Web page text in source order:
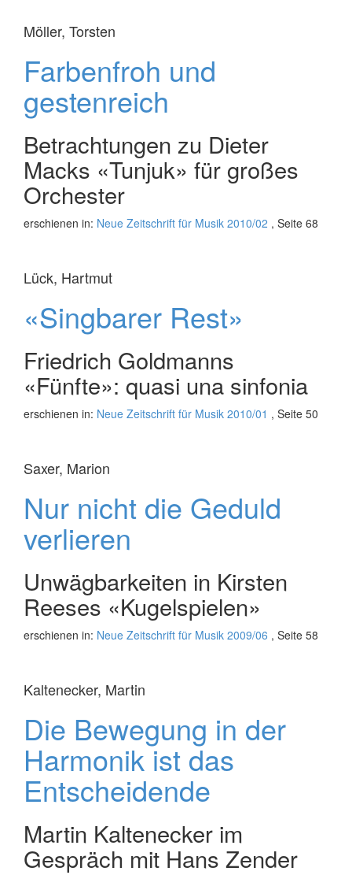
Möller, Torsten
Farbenfroh und
gestenreich
Betrachtungen zu Dieter
Macks «Tunjuk» für großes
Orchester
erschienen in: Neue Zeitschrift für Musik 2010/02 , Seite 68
Lück, Hartmut
«Singbarer Rest»
Friedrich Goldmanns
«Fünfte»: quasi una sinfonia
erschienen in: Neue Zeitschrift für Musik 2010/01 , Seite 50
Saxer, Marion
Nur nicht die Geduld
verlieren
Unwägbarkeiten in Kirsten
Reeses «Kugelspielen»
erschienen in: Neue Zeitschrift für Musik 2009/06 , Seite 58
Kaltenecker, Martin
Die Bewegung in der
Harmonik ist das
Entscheidende
Martin Kaltenecker im
Gespräch mit Hans Zender